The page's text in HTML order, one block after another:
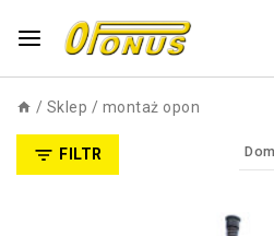
/ Sklep / montaż opon
FILTR